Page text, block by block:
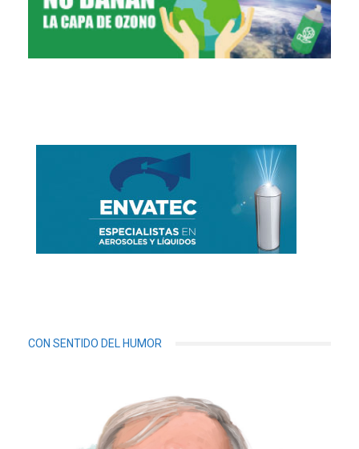
CON SENTIDO DEL HUMOR